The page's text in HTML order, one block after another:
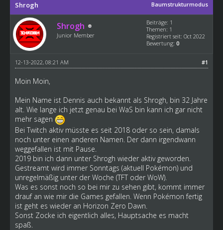
Baumstrukturmodus
Shrogh
Shrogh
Junior Member
Beiträge: 1
Themen: 1
Registriert seit: Oct 2022
Bewertung:0
#1
12-13-2022, 08:21 AM
Moin Moin,
Mein Name ist Dennis auch bekannt als Shrogh, bin 32 Jahre
alt. Wie lange ich jetzt genau bei WaS bin kann ich gar nicht
mehr sagen
Bei Twitch aktiv müsste es seit 2018 oder so sein, damals
noch unter einen anderen Namen. Der dann irgendwann
weggefallen ist mit Pause.
2019 bin ich dann unter Shrogh wieder aktiv geworden.
Gestreamt wird immer Sonntags (aktuell Pokémon) und
unregelmäßig unter der Woche (TFT oder WoW).
Was es sonst noch so bei mir zu sehen gibt, kommt immer
drauf an wie mir die Games gefallen. Wenn Pokémon fertig
ist geht es wieder an Horizon Zero Dawn.
Sonst Zocke ich eigentlich alles, Hauptsache es macht
spaß.